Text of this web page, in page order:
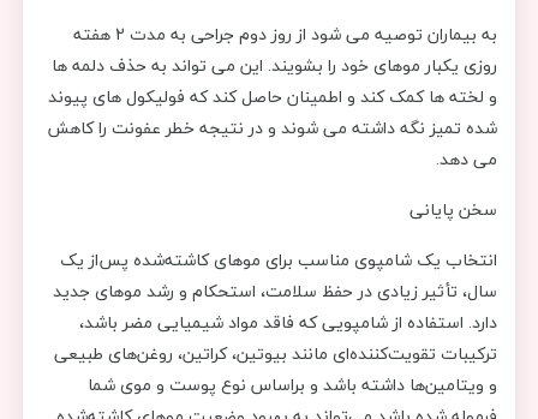
به بیماران توصیه می شود از روز دوم جراحی به مدت 2 هفته
روزی یکبار موهای خود را بشویند. این می تواند به حذف دلمه ها
و لخته ها کمک کند و اطمینان حاصل کند که فولیکول های پیوند
شده تمیز نگه داشته می شوند و در نتیجه خطر عفونت را کاهش
می دهد.
سخن پایانی
انتخاب یک شامپوی مناسب برای موهای کاشته‌شده پس‌از یک
سال، تأثیر زیادی در حفظ سلامت، استحکام و رشد موهای جدید
دارد. استفاده از شامپویی که فاقد مواد شیمیایی مضر باشد،
ترکیبات تقویت‌کننده‌ای مانند بیوتین، کراتین، روغن‌های طبیعی
و ویتامین‌ها داشته باشد و براساس نوع پوست و موی شما